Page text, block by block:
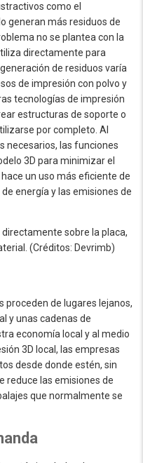
como el
generan más residuos de
no se plantea con la
directamente para
de residuos varía
de impresión con polvo y
tecnologías de impresión
estructuras de soporte o
por completo. Al
necesarios, las funciones
3D para minimizar el
un uso más eficiente de
energía y las emisiones de
sobre la placa,
(Créditos: Devrimb)
de lugares lejanos,
y unas cadenas de
economía local y al medio
3D local, las empresas
desde donde estén, sin
reduce las emisiones de
que normalmente se